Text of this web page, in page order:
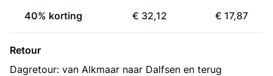
40% korting € 32,12 € 17,87
Retour
Dagretour: van Alkmaar naar Dalfsen en terug